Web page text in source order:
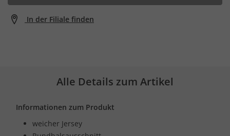
In der Filiale finden
Alle Details zum Artikel
Informationen zum Produkt
weicher Jersey